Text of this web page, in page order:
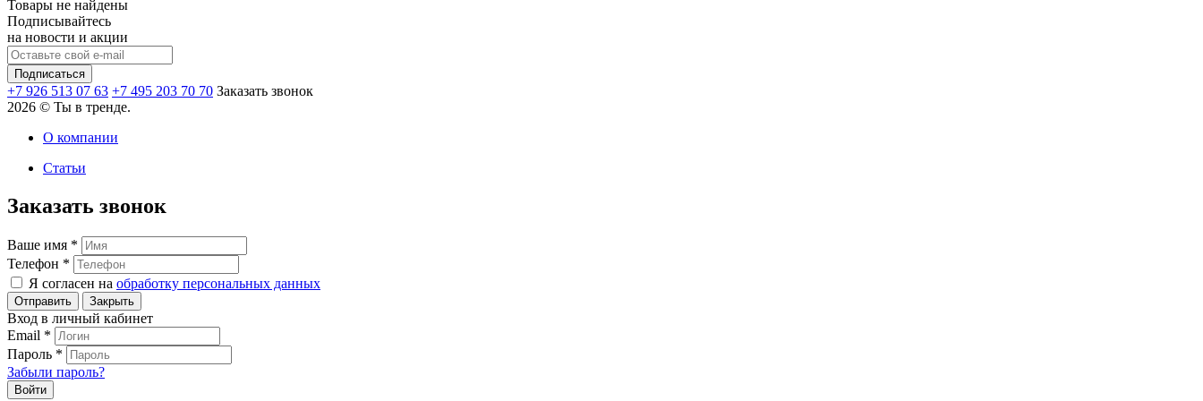
Товары не найдены
Подписывайтесь
на новости и акции
+7 926 513 07 63 +7 495 203 70 70 Заказать звонок
2026 © Ты в тренде.
О компании
Статьи
Заказать звонок
Ваше имя *
Телефон *
Я согласен на обработку персональных данных
Закрыть
Вход в личный кабинет
Email *
Пароль *
Забыли пароль?